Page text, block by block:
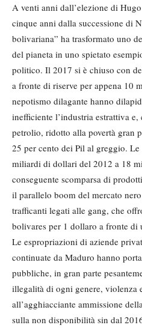
A venti anni dall’elezione di
cinque anni dalla successione di
bolivariana” ha trasformato uno
del pianeta in uno spietato
politico. Il 2017 si è chiuso con
a fronte di riserve per appena 10
nepotismo dilagante hanno
inefficiente l’industria estrattiva
petrolio, ridotto alla povertà gran
25 per cento dei Pil al greggio.
miliardi di dollari del 2012 a 18
conseguente scomparsa di
il parallelo boom del mercato
trafficanti legati alle gang, che
bolivares per 1 dollaro a fronte
Le espropriazioni di aziende
continuate da Maduro hanno
pubbliche, in gran parte
illegalità di ogni genere, violenza
all’agghiacciante ammissione
sulla non disponibilità sin dal